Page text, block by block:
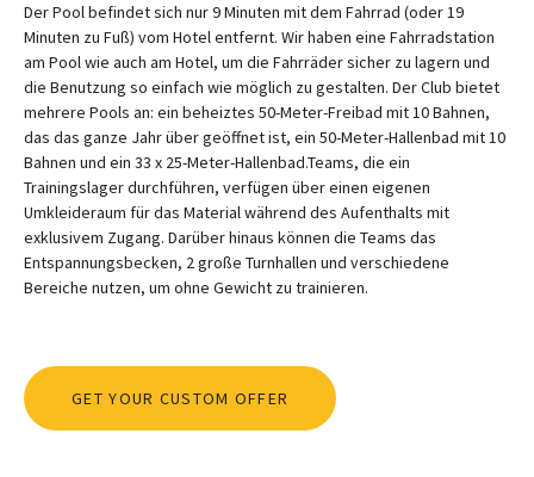
Der Pool befindet sich nur 9 Minuten mit dem Fahrrad (oder 19
Minuten zu Fuß) vom Hotel entfernt. Wir haben eine Fahrradstation
am Pool wie auch am Hotel, um die Fahrräder sicher zu lagern und
die Benutzung so einfach wie möglich zu gestalten. Der Club bietet
mehrere Pools an: ein beheiztes 50-Meter-Freibad mit 10 Bahnen,
das das ganze Jahr über geöffnet ist, ein 50-Meter-Hallenbad mit 10
Bahnen und ein 33 x 25-Meter-Hallenbad.Teams, die ein
Trainingslager durchführen, verfügen über einen eigenen
Umkleideraum für das Material während des Aufenthalts mit
exklusivem Zugang. Darüber hinaus können die Teams das
Entspannungsbecken, 2 große Turnhallen und verschiedene
Bereiche nutzen, um ohne Gewicht zu trainieren.
GET YOUR CUSTOM OFFER